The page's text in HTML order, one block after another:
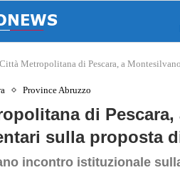
Città Metropolitana di Pescara, a
Province Abruzzo
di
sulla proposta
incontro istituzionale